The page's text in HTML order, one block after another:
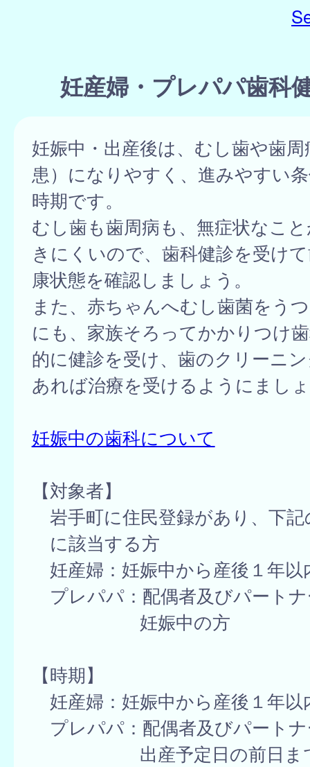
妊産婦・プレパパ歯科
妊娠中・出産後は、むし歯や歯
患）になりやすく、進みやすい
時期です。
むし歯も歯周病も、無症状なこ
きにくいので、歯科健診を受け
康状態を確認しましょう。
また、赤ちゃんへむし歯菌をう
にも、家族そろってかかりつけ
的に健診を受け、歯のクリーニ
あれば治療を受けるようにまし
妊娠中の歯科について
【対象者】
岩手町に住民登録があり、下記
に該当する方
妊産婦：妊娠中から産後１年以
プレパパ：配偶者及びパート
妊娠中の方
【時期】
妊産婦：妊娠中から産後１年以
プレパパ：配偶者及びパート
出産予定日の前日ま